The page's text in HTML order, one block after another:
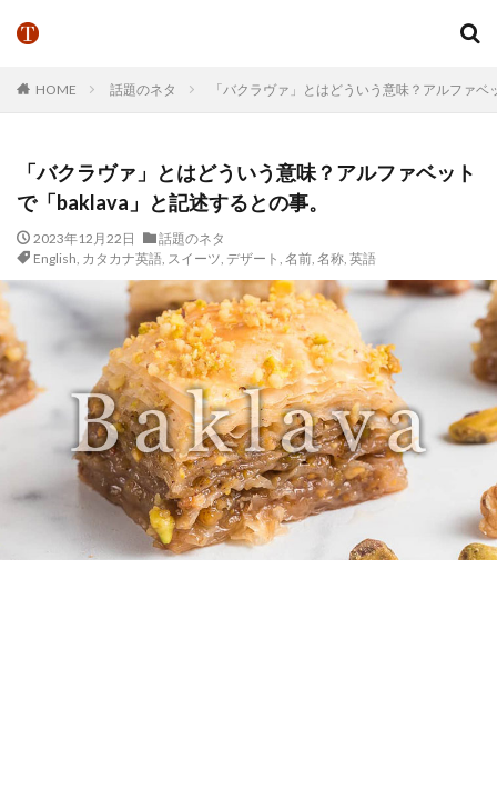
HOME 話題のネタ 「バクラヴァ」とはどういう意味？アルファ
「バクラヴァ」とはどういう意味？アルファベット
で「baklava」と記述するとの事。
2023年12月22日
話題のネタ
English, カタカナ英語, スイーツ, デザート , 名前, 名称, 英語